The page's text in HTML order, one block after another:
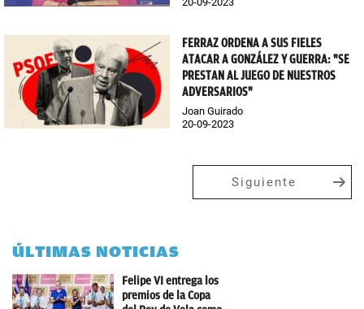
FERRAZ ORDENA A SUS FIELES
ATACAR A GONZÁLEZ Y GUERRA: "SE
PRESTAN AL JUEGO DE NUESTROS
ADVERSARIOS"
Joan Guirado
20-09-2023
Siguiente
ÚLTIMAS NOTICIAS
Felipe VI entrega los
premios de la Copa